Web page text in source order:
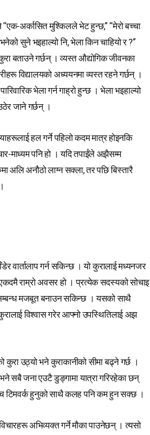
“एक-अर्कासित मुश्किलले भेट हुन्छ,” “मेरो बच्चा
सुने भइहाल्यो नि, भेला किन चाहियो र ?”
बताउने गर्छन् । व्यस्त औद्योगिक जीवनका
विद्यालयको अध्ययनमा व्यस्त रहने गर्छन् ।
भेला गर्न गाह्रो हुन्छ । भेला भइहाल्यो
जाने गर्छन् ।
हल गर्ने पहिलो कदम मात्र होइनकि
माध्यम पनि हो । यदि तपाईंले अझैसम्म
अलि अनौठो लाग्न सक्ला, तर पछि बिस्तारै
वार्तालाप गर्न सकिन्छ । यो कुरालाई मध्यनजर
एकदमै राम्रो अवसर हो । प्रत्येक सदस्यको सोचाइ
मजबूत बनाउन सकिन्छ । यसको साथै
विश्वास गरेर आफ्नो उपस्थितिलाई अझ
कुरा उठ्यो भने कुराकानीको सीमा बढ्ने गर्छ ।
सबै जना एउटै डुङ्गामा यात्रा गरिरहेका छन्
टिमवर्क हुनुको साथै कलह पनि कम हुन सक्छ ।
अभिव्यक्त गर्ने मौका पाउनेछन् । त्यसो